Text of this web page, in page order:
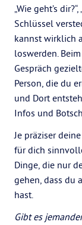
„Wie geht’s
Schlüssel
kannst wirklich
loswerden.
Gespräch
Person, die du
und Dort
Infos und
Je präziser
für dich
Dinge, die nur
gehen, dass du
hast.
Gibt es